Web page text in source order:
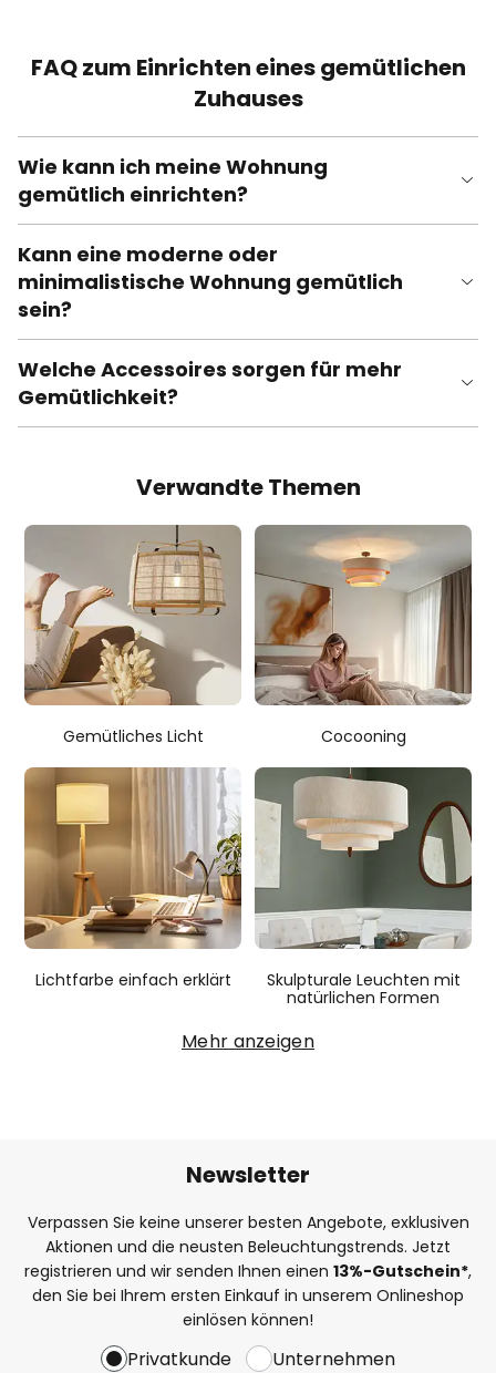
FAQ zum Einrichten eines gemütlichen
Zuhauses
Wie kann ich meine Wohnung
gemütlich einrichten?
Kann eine moderne oder
minimalistische Wohnung gemütlich
sein?
Welche Accessoires sorgen für mehr
Gemütlichkeit?
Verwandte Themen
Gemütliches Licht Cocooning
Lichtfarbe einfach erklärt
Skulpturale Leuchten mit
natürlichen Formen
Mehr anzeigen
Newsletter
Verpassen Sie keine unserer besten Angebote, exklusiven
Aktionen und die neusten Beleuchtungstrends. Jetzt
registrieren und wir senden Ihnen einen 13%-Gutschein*,
den Sie bei Ihrem ersten Einkauf in unserem Onlineshop
einlösen können!
Privatkunde Unternehmen